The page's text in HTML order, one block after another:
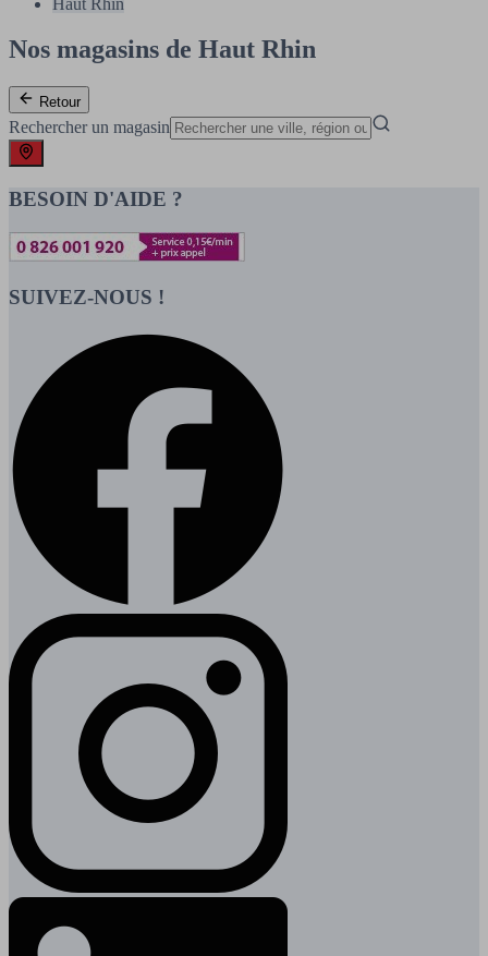
Nos magasins de Haut Rhin
Retour
Rechercher un magasin
BESOIN D'AIDE ?
SUIVEZ-NOUS !